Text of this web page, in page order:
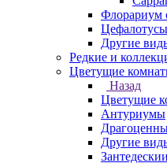
Флорариум
Цефалотусы
Другие
Редкие и
Цветущие
Назад
Цветущие
Антуриумы
Другие
Зантедескии